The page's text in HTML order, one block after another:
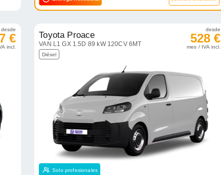
desde
€
incl.
Toyota Proace
VAN L1 GX 1.5D 89 kW 120CV 6MT
Diésel
desde
528 €
mes / IVA incl.
Solo profesionales